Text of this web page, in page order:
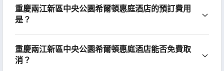
重慶兩江新區中央公園希爾頓惠庭酒店的預訂費用
是？
重慶兩江新區中央公園希爾頓惠庭酒店能否免費取
消？